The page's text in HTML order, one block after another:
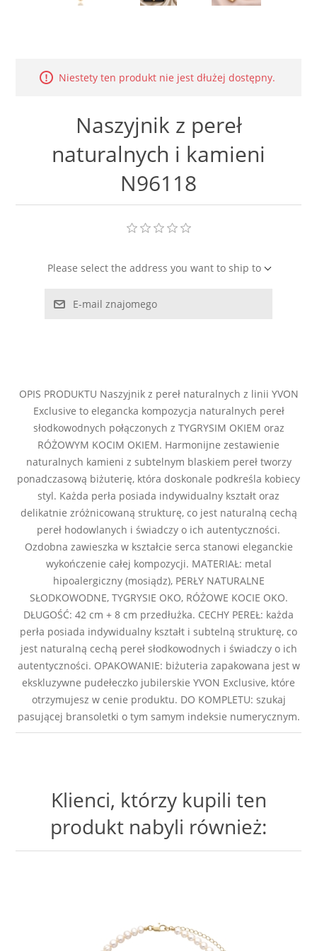
LABRADORYT
MASA PERŁOWA
RODOCHROZYT
RODONIT
Niestety ten produkt nie jest dłużej dostępny.
Naszyjnik z pereł
naturalnych i kamieni
N96118
Please select the address you want to ship to
E-mail znajomego
OPIS PRODUKTU Naszyjnik z pereł naturalnych z linii YVON
Exclusive to elegancka kompozycja naturalnych pereł
słodkowodnych połączonych z TYGRYSIM OKIEM oraz
RÓŻOWYM KOCIM OKIEM. Harmonijne zestawienie
naturalnych kamieni z subtelnym blaskiem pereł tworzy
ponadczasową biżuterię, która doskonale podkreśla kobiecy
styl. Każda perła posiada indywidualny kształt oraz
delikatnie zróżnicowaną strukturę, co jest naturalną cechą
pereł hodowlanych i świadczy o ich autentyczności.
Ozdobna zawieszka w kształcie serca stanowi eleganckie
wykończenie całej kompozycji. MATERIAŁ: metal
hipoalergiczny (mosiądz), PERŁY NATURALNE
SŁODKOWODNE, TYGRYSIE OKO, RÓŻOWE KOCIE OKO.
DŁUGOŚĆ: 42 cm + 8 cm przedłużka. CECHY PEREŁ: każda
perła posiada indywidualny kształt i subtelną strukturę, co
jest naturalną cechą pereł słodkowodnych i świadczy o ich
autentyczności. OPAKOWANIE: biżuteria zapakowana jest w
ekskluzywne pudełeczko jubilerskie YVON Exclusive, które
otrzymujesz w cenie produktu. DO KOMPLETU: szukaj
pasującej bransoletki o tym samym indeksie numerycznym.
Klienci, którzy kupili ten
produkt nabyli również: